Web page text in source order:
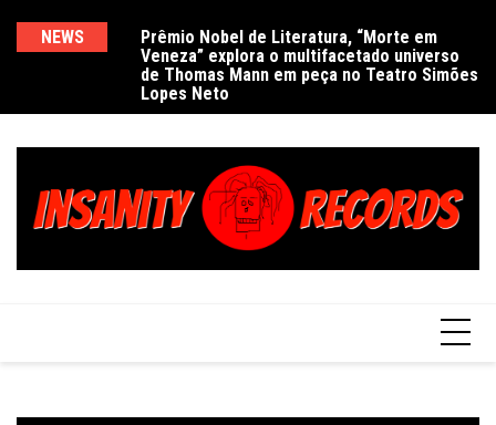
NEWS
Prêmio Nobel de Literatura, “Morte em
Veneza” explora o multifacetado universo
de Thomas Mann em peça no Teatro Simões
Lopes Neto